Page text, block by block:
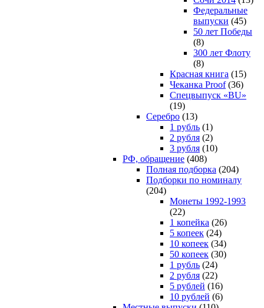
Федеральные
выпуски (45)
50 лет Победы
(8)
300 лет Флоту
(8)
Красная книга (15)
Чеканка Proof(36)
Спецвыпуск «BU»
(19)
Серебро (13)
1 рубль (1)
2 рубля (2)
3 рубля (10)
РФ, обращение (408)
Полная подборка (204)
Подборки по номиналу
(204)
Монеты 1992-1993
(22)
1 копейка (26)
5 копеек (24)
10 копеек (34)
50 копеек (30)
1 рубль (24)
2 рубля (22)
5 рублей (16)
10 рублей (6)